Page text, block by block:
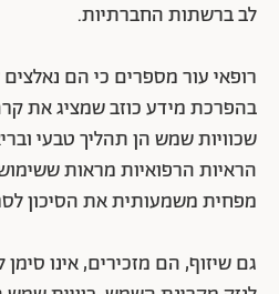
לב ברשתות החברתיות.
רופאי עור מספרים כי הם נאלצים
בהפרכת מידע כוזב שמציג את
שכוויות שמש הן תהליך טבעי
הראיות הרפואיות מראות
מפחית משמעותית את הסיכון
גם שיזוף, הם מזכירים, אינו